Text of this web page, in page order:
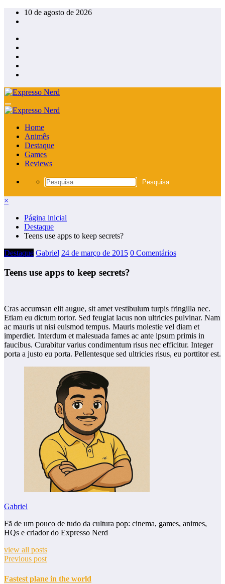
Pular
para
conteúdo
10 de agosto de 2026
Home
Animês
Destaque
Games
Reviews
×
Página inicial
Destaque
Teens use apps to keep secrets?
Destaque Gabriel 24 de março de 2015 0 Comentários
Teens use apps to keep secrets?
Cras accumsan elit augue, sit amet vestibulum turpis fringilla nec.
Etiam eu dictum tortor. Sed feugiat lacus non ultricies pulvinar. Nam
ac mauris ut nisi euismod tempus. Mauris molestie vel diam et
imperdiet. Interdum et malesuada fames ac ante ipsum primis in
faucibus. Curabitur varius condimentum risus nec efficitur. Integer
porta a justo eu porta. Pellentesque sed ultricies risus, eu porttitor est.
Gabriel
Fã de um pouco de tudo da cultura pop: cinema, games, animes,
HQs e criador do Expresso Nerd
view all posts
Previous post
Fastest plane in the world